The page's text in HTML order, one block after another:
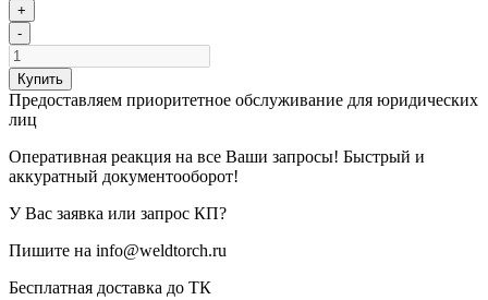
+
-
Купить
Предоставляем приоритетное обслуживание для юридических
лиц
Оперативная реакция на все Ваши запросы! Быстрый и
аккуратный документооборот!
У Вас заявка или запрос КП?
Пишите на info@weldtorch.ru
Бесплатная доставка до ТК